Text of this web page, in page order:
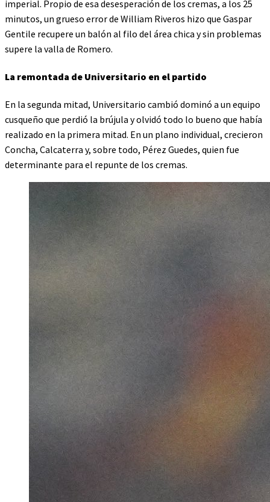
imperial. Propio de esa desesperación de los cremas, a los 25
minutos, un grueso error de William Riveros hizo que Gaspar
Gentile recupere un balón al filo del área chica y sin problemas
supere la valla de Romero.
La remontada de Universitario en el partido
En la segunda mitad, Universitario cambió dominó a un equipo
cusqueño que perdió la brújula y olvidó todo lo bueno que había
realizado en la primera mitad. En un plano individual, crecieron
Concha, Calcaterra y, sobre todo, Pérez Guedes, quien fue
determinante para el repunte de los cremas.